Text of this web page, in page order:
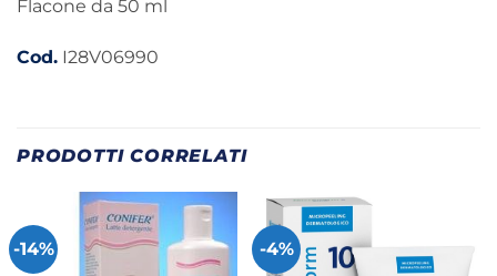
Flacone da 50 ml
Cod. I28V06990
PRODOTTI CORRELATI
-14% -4%